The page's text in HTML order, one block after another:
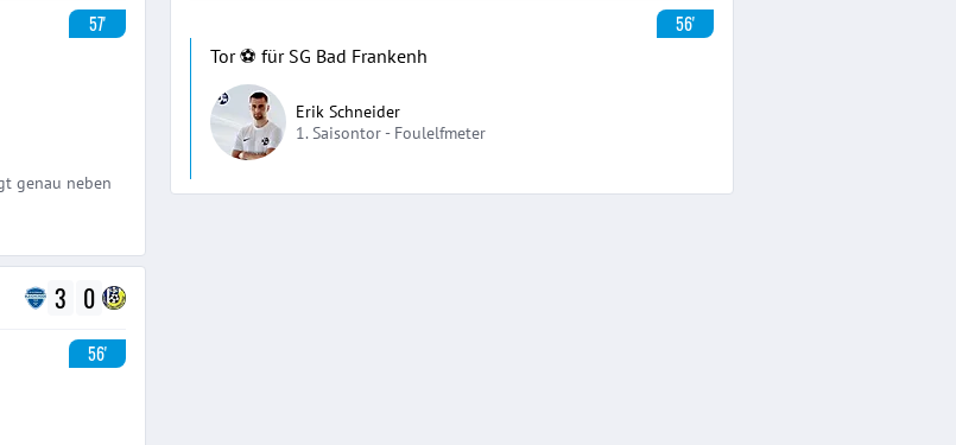
57'
genau neben
56'
Tor ⚽️ für SG Bad Frankenh
Erik Schneider
1. Saisontor - Foulelfmeter
3 0
56'